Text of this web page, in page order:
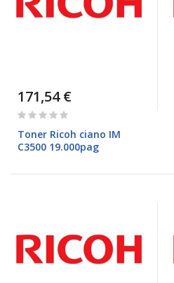
171,54 €
Rating:
Toner Ricoh ciano IM
C3500 19.000pag